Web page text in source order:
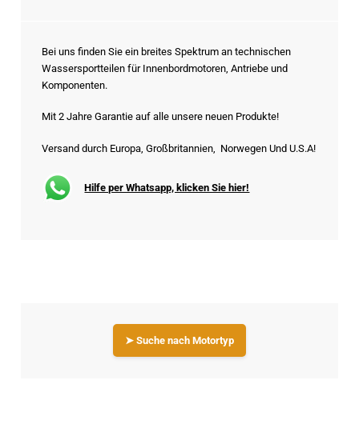
Bei uns finden Sie ein breites Spektrum an technischen
Wassersportteilen für Innenbordmotoren, Antriebe und
Komponenten.
Mit 2 Jahre Garantie auf alle unsere neuen Produkte!
Versand durch Europa, Großbritannien, Norwegen Und U.S.A!
Hilfe per Whatsapp, klicken Sie hier!
➤ Suche nach Motortyp